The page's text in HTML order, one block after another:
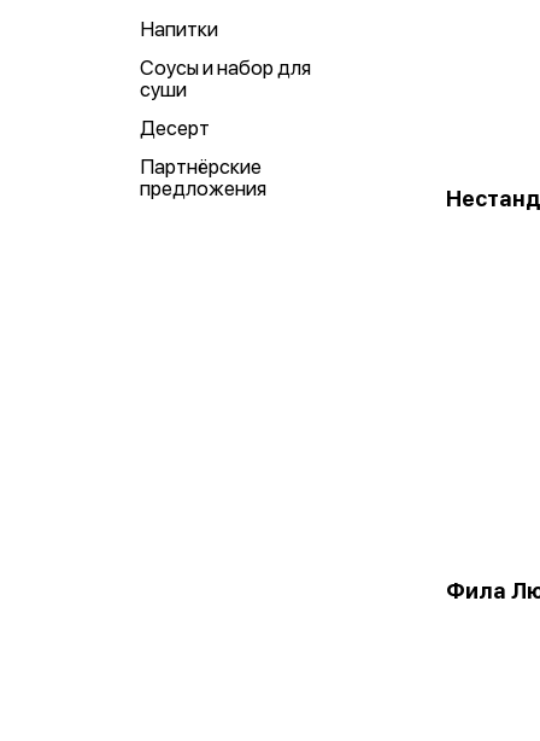
Напитки
Соусы и набор для
суши
Десерт
Партнёрские
предложения
Фила